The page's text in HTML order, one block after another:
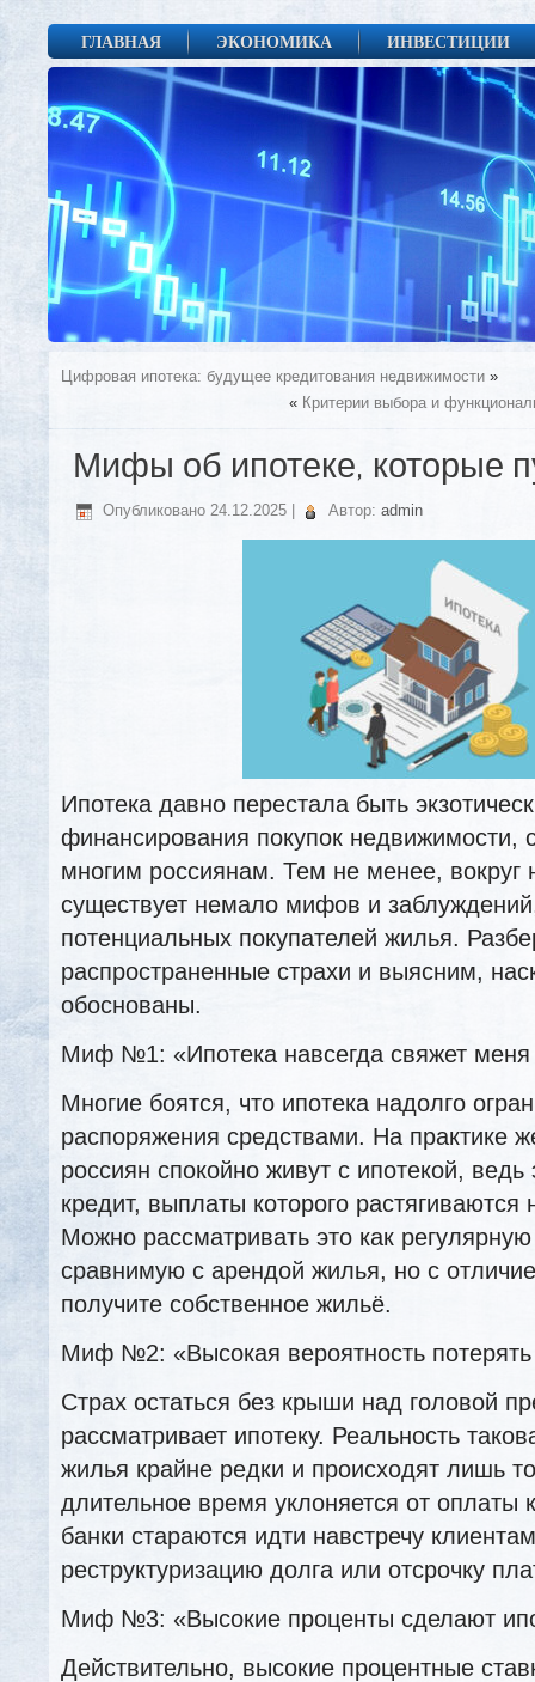
ГЛАВНАЯ ЭКОНОМИКА ИНВЕСТИЦИИ
Цифровая ипотека: будущее кредитования недвижимости »
« Критерии выбора и
Мифы об ипотеке, которые
Опубликовано 24.12.2025 Автор: admin
Ипотека давно перестала быть
финансирования покупок недвижимости,
многим россиянам. Тем не менее, вокруг
существует немало мифов и
потенциальных покупателей жилья.
распространенные страхи и выясним,
обоснованы.
Миф №1: «Ипотека навсегда свяжет меня
Многие боятся, что ипотека надолго
распоряжения средствами. На практике
россиян спокойно живут с ипотекой, ведь
кредит, выплаты которого растягиваются
Можно рассматривать это как
сравнимую с арендой жилья, но с
получите собственное жильё.
Миф №2: «Высокая вероятность
Страх остаться без крыши над головой
рассматривает ипотеку. Реальность
жилья крайне редки и происходят лишь
длительное время уклоняется от оплаты
банки стараются идти навстречу
реструктуризацию долга или отсрочку
Миф №3: «Высокие проценты сделают
Действительно, высокие процентные